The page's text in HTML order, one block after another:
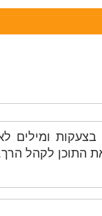
ומילים
התוכן לקהל